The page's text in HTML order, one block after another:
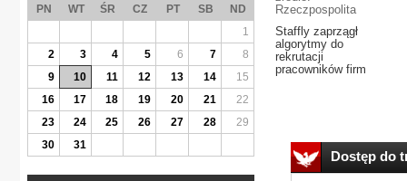
Rzeczpospolita
Staffly zaprzągł
algorytmy do
rekrutacji
pracowników firm
Dostęp do
PN WT ŚR CZ PT SB
ND
1
2
3 4 5 6 7
8
9
10 11 12 13 14
15
16
17 18 19 20 21
22
23
24 25 26 27 28
29
30
31